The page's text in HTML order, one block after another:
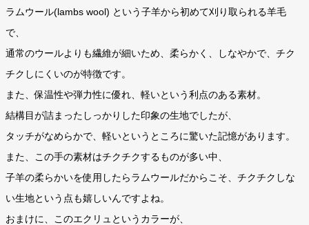
ラムウール(lambs wool) という子羊から初めて刈り取られる羊毛
で、
通常のウールよりも繊維が細いため、柔らかく、しなやかで、チク
チクしにくいのが特徴です。
また、保温性や弾力性に優れ、軽いという利点のある素材。
結構目が詰まったしっかりした印象の生地でしたが、
タッチがなめらかで、軽いというところに驚いた記憶があります。
また、この手の素材はチクチクするものが多い中、
子羊の柔らかいを使用したらラムウールだからこそ、チクチクしな
い生地という点も嬉しいんですよね。
おまけに、このエクリュというカラーが、